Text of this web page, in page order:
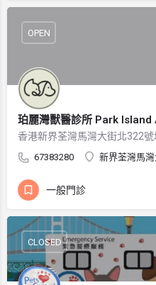
珀麗灣獸醫診所 Park
香港新界荃灣馬灣大街北322號
67383280 新界荃灣馬
OPEN
一般門診
CLOSED